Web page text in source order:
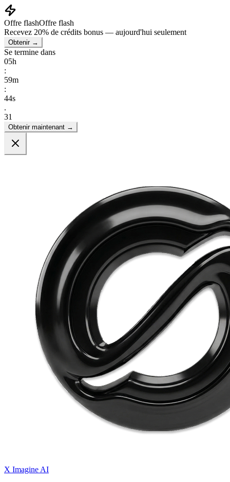
Offre flashOffre flash
Recevez 20% de crédits bonus — aujourd'hui seulement
Obtenir →
Se termine dans
05h
:
59m
:
41s
.
41
Obtenir maintenant →
X Imagine AI